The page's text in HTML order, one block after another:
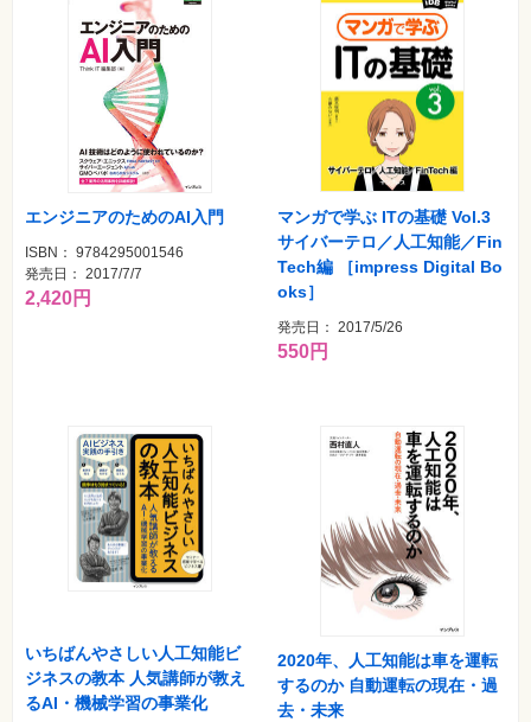
エンジニアのためのAI入門
ISBN： 9784295001546
発売日： 2017/7/7
2,420円
マンガで学ぶ ITの基礎 Vol.3
サイバーテロ／人工知能／Fin
Tech編 ［impress Digital Bo
oks］
発売日： 2017/5/26
550円
いちばんやさしい人工知能ビ
ジネスの教本 人気講師が教え
るAI・機械学習の事業化
2020年、人工知能は車を運転
するのか 自動運転の現在・過
去・未来